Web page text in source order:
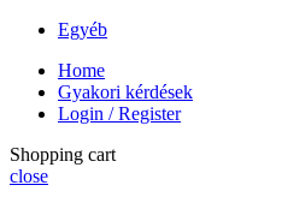
Egyéb
Home
Gyakori kérdések
Login / Register
Shopping cart
close